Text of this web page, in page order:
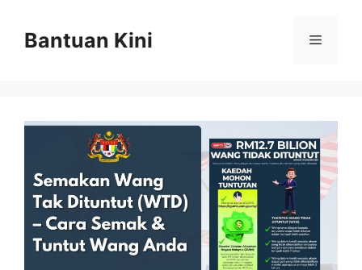
contentBantuan Kini Menu